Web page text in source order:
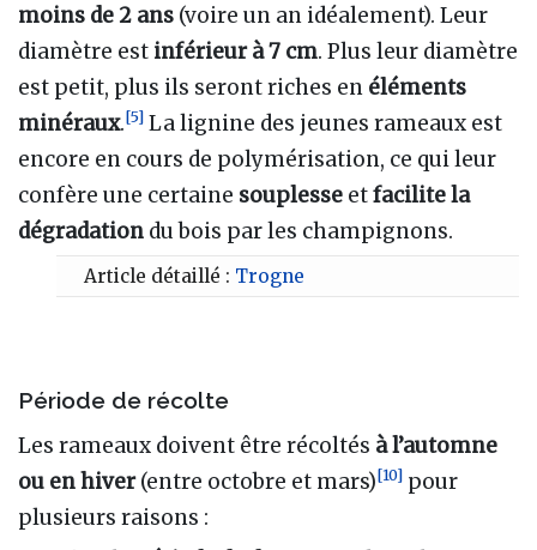
moins de 2 ans (voire un an idéalement). Leur
diamètre est inférieur à 7 cm. Plus leur diamètre
est petit, plus ils seront riches en éléments
minéraux.[5] La lignine des jeunes rameaux est
encore en cours de polymérisation, ce qui leur
confère une certaine souplesse etfacilite la
dégradation du bois par les champignons.
Article détaillé : Trogne
Période de récolte
Les rameaux doivent être récoltés à l’automne
ou en hiver(entre octobre et mars)[10] pour
plusieurs raisons :